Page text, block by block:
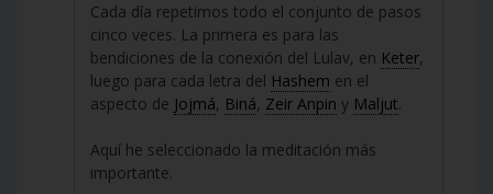
Cada día repetimos todo el conjunto de pasos
cinco veces. La primera es para las
bendiciones de la conexión del Lulav, en Keter,
luego para cada letra del Hashem en el
aspecto de Jojmá, Biná, Zeir Anpin y Maljut.
Aquí he seleccionado la meditación más
importante.